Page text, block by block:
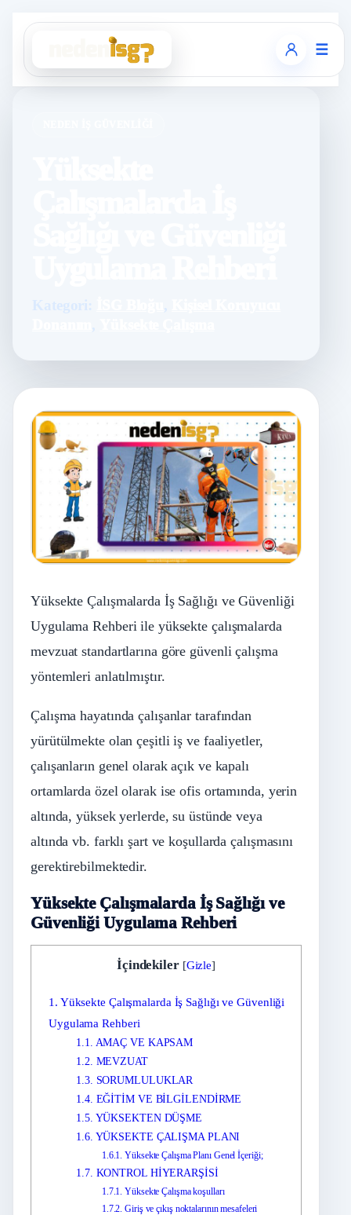
☰
Kategori: ,
,
Yüksekte Çalışmalarda İş Sağlığı ve Güvenliği
Uygulama Rehberi ile yüksekte çalışmalarda
mevzuat standartlarına göre güvenli çalışma
yöntemleri anlatılmıştır.
Çalışma hayatında çalışanlar tarafından
yürütülmekte olan çeşitli iş ve faaliyetler,
çalışanların genel olarak açık ve kapalı
ortamlarda özel olarak ise ofis ortamında, yerin
altında, yüksek yerlerde, su üstünde veya
altında vb. farklı şart ve koşullarda çalışmasını
gerektirebilmektedir.
Yüksekte Çalışmalarda İş Sağlığı ve
Güvenliği Uygulama Rehberi
İçindekiler [Gizle]
1. Yüksekte Çalışmalarda İş Sağlığı ve Güvenliği
Uygulama Rehberi
1.1.
AMAÇ VE KAPSAM
1.2. MEVZUAT
1.3. SORUMLULUKLAR
1.4. EĞİTİM VE BİLGİLENDİRME
1.5. YÜKSEKTEN DÜŞME
1.6. YÜKSEKTE ÇALIŞMA PLANI
1.6.1. Yüksekte Çalışma Planı Genel İçeriği;
1.7. KONTROL HİYERARŞİSİ
1.7.1. Yüksekte Çalışma koşulları
1.7.2. Giriş ve çıkış noktalarının mesafeleri